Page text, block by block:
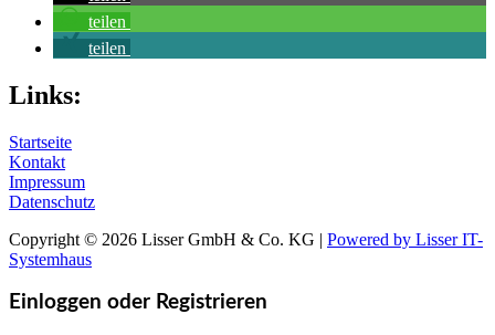
teilen
teilen
Links:
Startseite
Kontakt
Impressum
Datenschutz
Copyright © 2026 Lisser GmbH & Co. KG | Powered by Lisser IT-
Systemhaus
Einloggen oder Registrieren